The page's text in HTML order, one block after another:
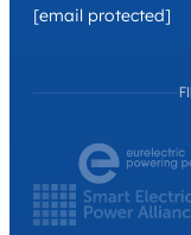
[email protected]